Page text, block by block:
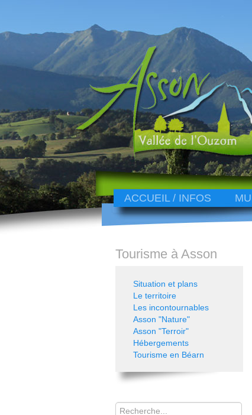
ACCUEIL / INFOS
Tourisme à Asson
Situation et plans
Le territoire
Les incontournables
Asson "Nature"
Asson "Terroir"
Hébergements
Tourisme en Béarn
Rechercher